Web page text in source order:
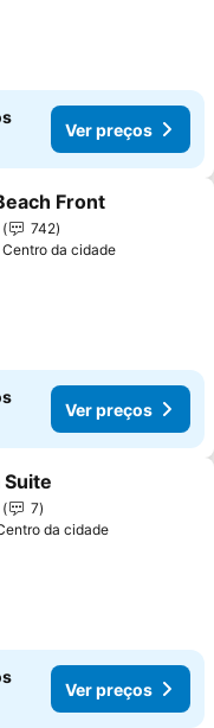
Ver preços
aos favoritos
Front
742
da cidade
Ver preços
aos favoritos
Suite
7
da cidade
Ver preços